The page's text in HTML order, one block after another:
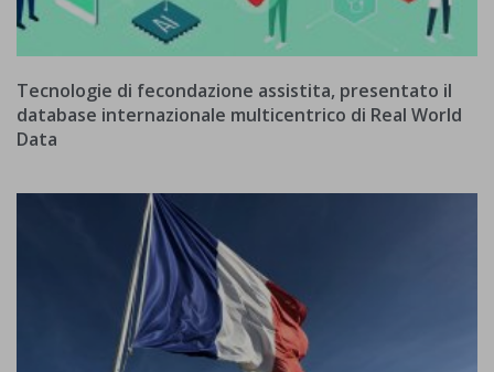
Tecnologie di fecondazione assistita, presentato il
database internazionale multicentrico di Real World
Data